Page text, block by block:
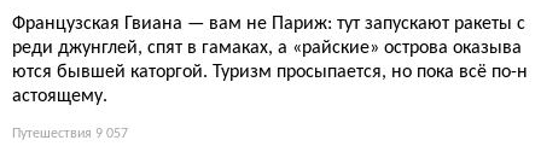
Французская Гвиана — вам не Париж: тут запускают ракеты с
реди джунглей, спят в гамаках, а «райские» острова оказыва
ются бывшей каторгой. Туризм просыпается, но пока всё по-н
астоящему.
Путешествия 9 057